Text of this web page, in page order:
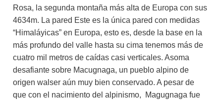
Rosa, la segunda montaña más alta de Europa con sus
4634m. La pared Este es la única pared con medidas
“Himaláyicas” en Europa, esto es, desde la base en la
más profundo del valle hasta su cima tenemos más de
cuatro mil metros de caídas casi verticales. Asoma
desafiante sobre Macugnaga, un pueblo alpino de
origen walser aún muy bien conservado. A pesar de
que con el nacimiento del alpinismo, Magugnaga fue